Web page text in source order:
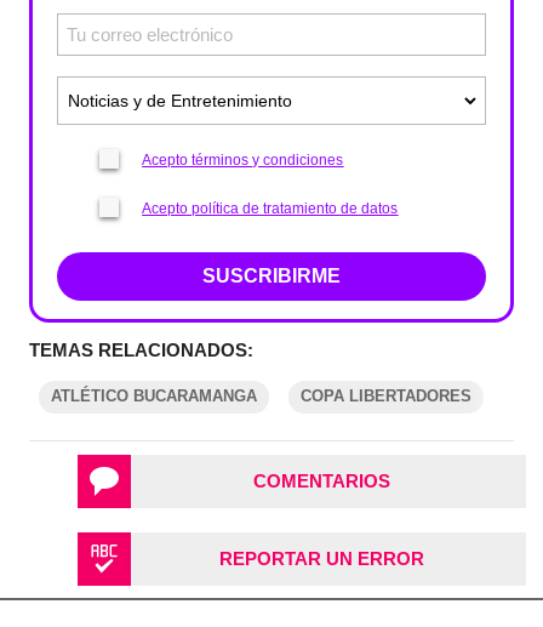
Acepto términos y condiciones
Acepto política de tratamiento de datos
SUSCRIBIRME
TEMAS RELACIONADOS:
ATLÉTICO BUCARAMANGA COPA LIBERTADORES
COMENTARIOS
REPORTAR UN ERROR